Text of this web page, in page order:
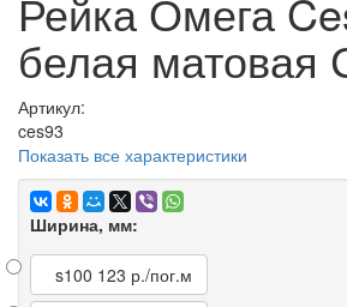
белая матовая
Артикул:
ces93
Показать все характеристики
Ширина, мм:
s100 123 р./пог.м